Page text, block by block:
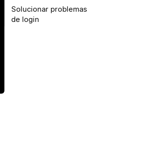
Solucionar problemas
de login